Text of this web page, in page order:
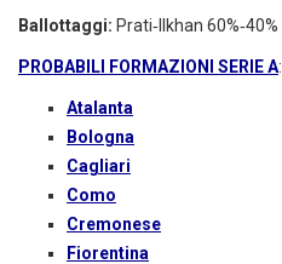
Ballottaggi: Prati‑Ilkhan 60%‑40%
PROBABILI FORMAZIONI SERIE A:
Atalanta
Bologna
Cagliari
Como
Cremonese
Fiorentina